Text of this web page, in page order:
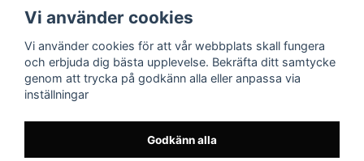
E-post:info@alltfordon.se
VÅRA PARTNERS FÖLJ OSS
TikTok
Vi använder cookies
Vi använder cookies för att vår webbplats skall fungera
och erbjuda dig bästa upplevelse. Bekräfta ditt samtycke
genom att trycka på godkänn alla eller anpassa via
inställningar
Godkänn alla